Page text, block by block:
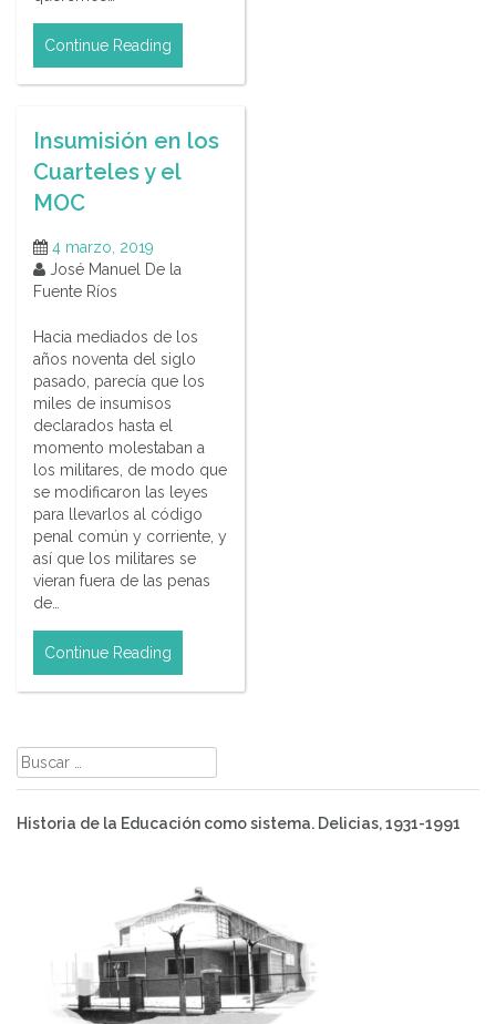
Continue Reading
Insumisión en los
Cuarteles y el
MOC
4 marzo, 2019
José Manuel De la
Fuente Ríos
Hacia mediados de los
años noventa del siglo
pasado, parecía que los
miles de insumisos
declarados hasta el
momento molestaban a
los militares, de modo que
se modificaron las leyes
para llevarlos al código
penal común y corriente, y
así que los militares se
vieran fuera de las penas
de…
Continue Reading
Buscar:
Historia de la Educación como sistema. Delicias, 1931-1991